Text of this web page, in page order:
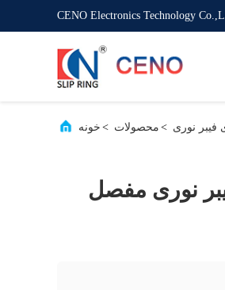
CENO Electronics Technology
خونه > محصولات > فیبر نوری
فیبر نوری مفصل